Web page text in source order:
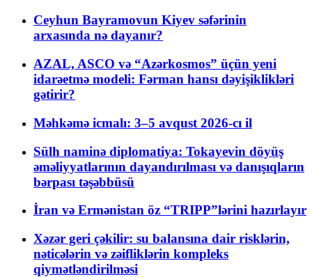
Ceyhun Bayramovun Kiyev səfərinin
arxasında nə dayanır?
AZAL, ASCO və “Azərkosmos” üçün yeni
idarəetmə modeli: Fərman hansı dəyişiklikləri
gətirir?
Məhkəmə icmalı: 3–5 avqust 2026-cı il
Sülh naminə diplomatiya: Tokayevin döyüş
əməliyyatlarının dayandırılması və danışıqların
bərpası təşəbbüsü
İran və Ermənistan öz “TRIPP”lərini hazırlayır
Xəzər geri çəkilir: su balansına dair risklərin,
nəticələrin və zəifliklərin kompleks
qiymətləndirilməsi